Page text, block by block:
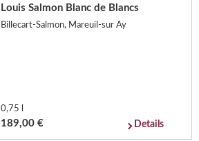
Louis Salmon Blanc de Blancs
Billecart-Salmon, Mareuil-sur Ay
0,75 l
189,00 € Details